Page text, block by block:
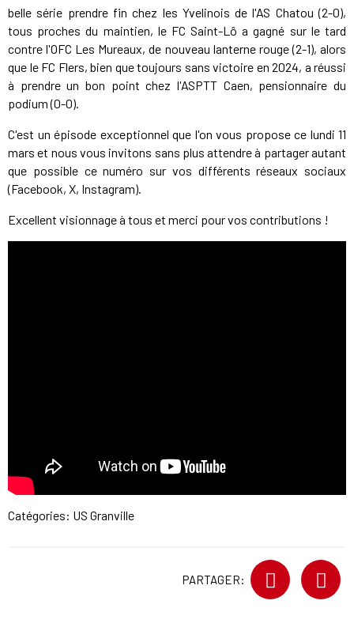
belle série prendre fin chez les Yvelinois de l'AS Chatou (2-0),
tous proches du maintien, le FC Saint-Lô a gagné sur le tard
contre l'OFC Les Mureaux, de nouveau lanterne rouge (2-1), alors
que le FC Flers, bien que toujours sans victoire en 2024, a réussi
à prendre un bon point chez l'ASPTT Caen, pensionnaire du
podium (0-0).
C'est un épisode exceptionnel que l'on vous propose ce lundi 11
mars et nous vous invitons sans plus attendre à partager autant
que possible ce numéro sur vos différents réseaux sociaux
(Facebook, X, Instagram).
Excellent visionnage à tous et merci pour vos contributions !
Catégories: US Granville
PARTAGER: